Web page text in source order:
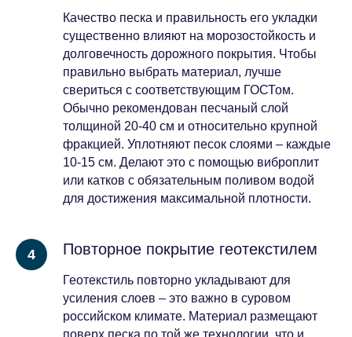
Качество песка и правильность его укладки
существенно влияют на морозостойкость и
долговечность дорожного покрытия. Чтобы
правильно выбрать материал, лучше
свериться с соответствующим ГОСТом.
Обычно рекомендован песчаный слой
толщиной 20-40 см и относительно крупной
фракцией. Уплотняют песок слоями – каждые
10-15 см. Делают это с помощью виброплит
или катков с обязательным поливом водой
для достижения максимальной плотности.
Повторное покрытие геотекстилем
Геотекстиль повторно укладывают для
усиления слоев – это важно в суровом
российском климате. Материал размещают